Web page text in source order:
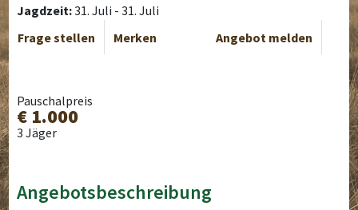
Jagdzeit:31. Juli - 31. Juli
Frage stellen
Merken Angebot melden
Pauschalpreis
€ 1.000
3 Jäger
Angebotsbeschreibung